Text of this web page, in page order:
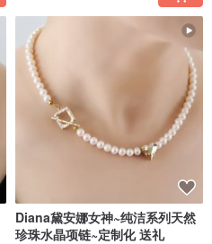
Diana黛安娜女神~纯洁系列天然
珍珠水晶项链~定制化 送礼